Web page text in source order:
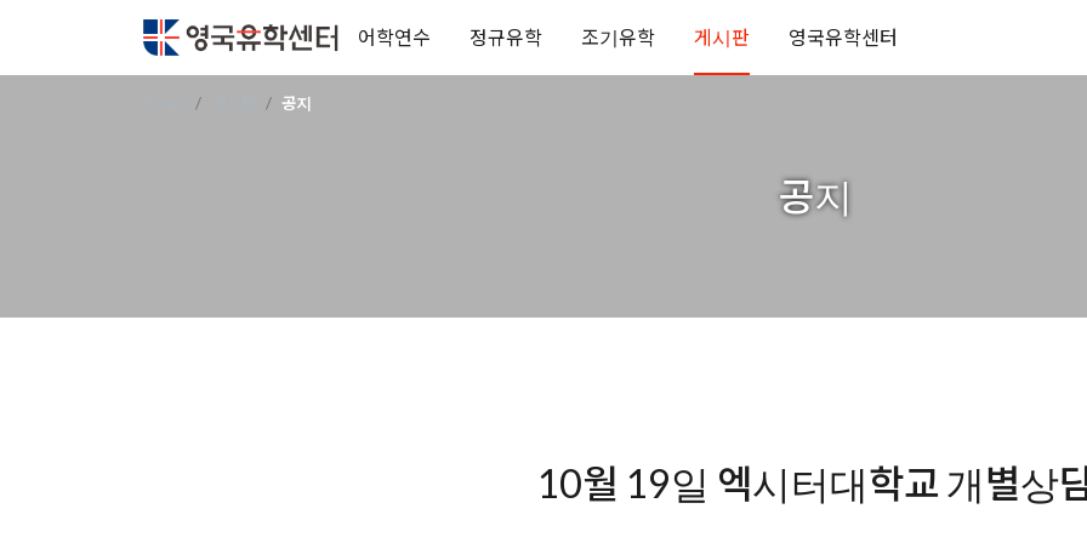
어학연수 정규유학 조기유학 게시판 영국유학센터
공지
공지
10월 19일 엑시터대학교 개별상